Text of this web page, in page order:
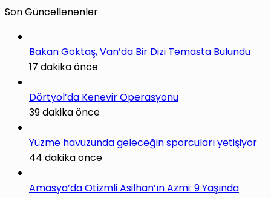
Son Güncellenenler
Bakan Göktaş, Van’da Bir Dizi Temasta Bulundu
17 dakika önce
Dörtyol’da Kenevir Operasyonu
39 dakika önce
Yüzme havuzunda geleceğin sporcuları yetişiyor
44 dakika önce
Amasya’da Otizmli Asilhan’ın Azmi: 9 Yaşında